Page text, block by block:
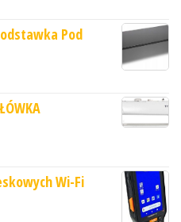
Pod
Wi-Fi